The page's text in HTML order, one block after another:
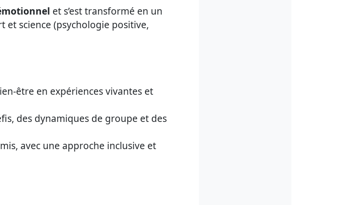
et s’est transformé en un
et science (psychologie positive,
être en expériences vivantes et
des dynamiques de groupe et des
avec une approche inclusive et